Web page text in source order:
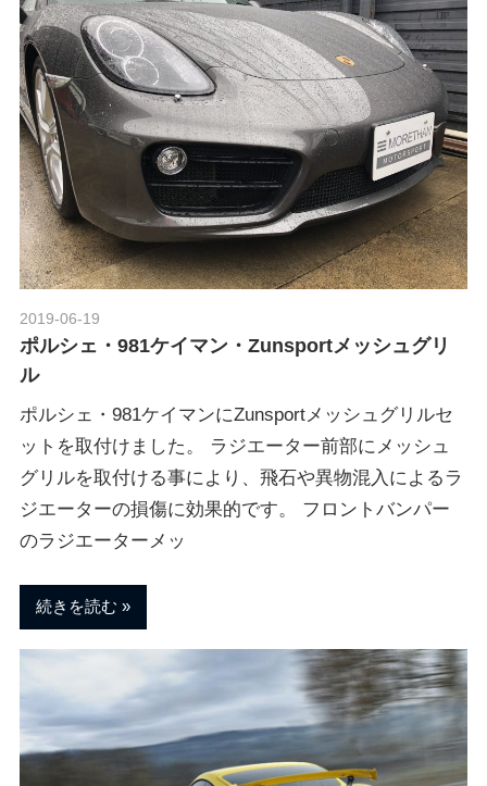
2019-06-19
ポルシェ・981ケイマン・Zunsportメッシュグリ
ル
ポルシェ・981ケイマンにZunsportメッシュグリルセ
ットを取付けました。 ラジエーター前部にメッシュ
グリルを取付ける事により、飛石や異物混入によるラ
ジエーターの損傷に効果的です。 フロントバンパー
のラジエーターメッ
続きを読む